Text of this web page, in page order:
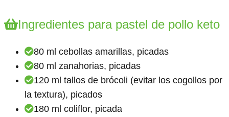
Ingredientes para pastel de pollo keto
80 ml cebollas amarillas, picadas
80 ml zanahorias, picadas
120 ml tallos de brócoli (evitar los cogollos por
la textura), picados
180 ml coliflor, picada